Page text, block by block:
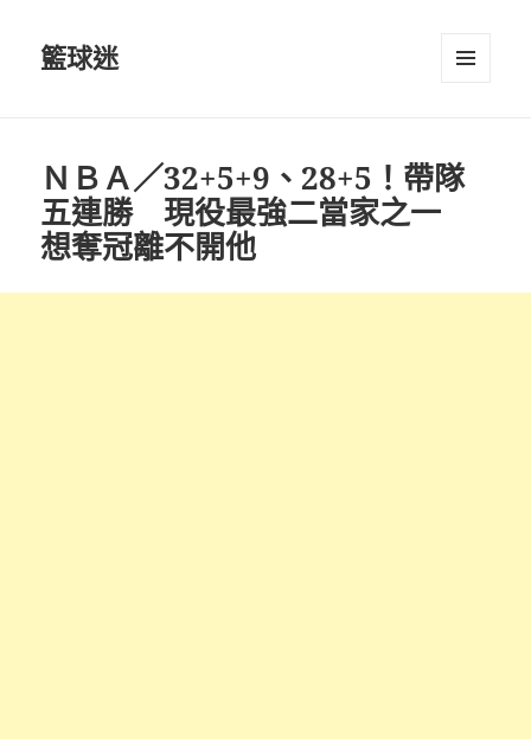
籃球迷
ＮＢＡ／32+5+9、28+5！帶隊
五連勝 現役最強二當家之一
想奪冠離不開他